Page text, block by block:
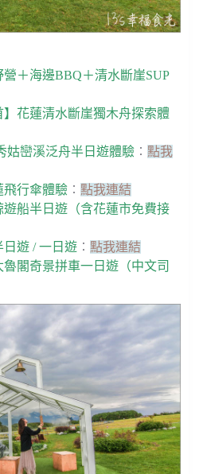
營＋海邊BBQ＋清水斷崖SUP
】花蓮清水斷崖獨木舟探索體
姑巒溪泛舟半日遊體驗 ︰ 點我
飛行傘體驗 ︰ 點我連結
遊船半日遊（含花蓮市免費接
日遊 / 一日遊 ︰ 點我連結
魯閣奇景拼車一日遊（中文司